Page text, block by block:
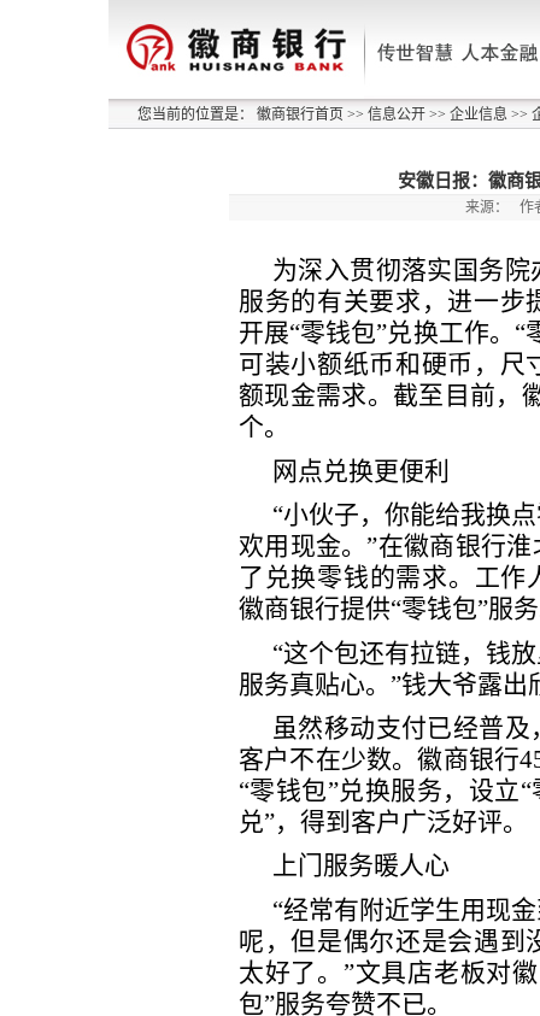
您当前的位置是： 徽商银行首页 >> 信息公开 >> 企业信息 >>
安徽日报：徽商
来源： 作